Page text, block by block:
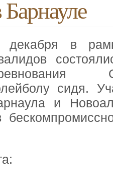
декабря в
сидя.
и